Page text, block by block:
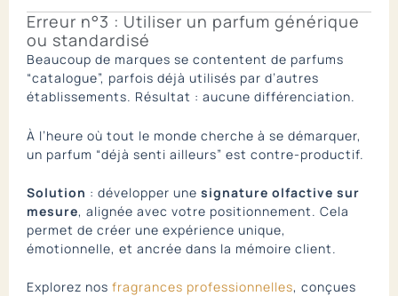
Erreur n°3 : Utiliser un parfum générique
ou standardisé
Beaucoup de marques se contentent de parfums
“catalogue”, parfois déjà utilisés par d’autres
établissements. Résultat : aucune différenciation.
À l’heure où tout le monde cherche à se démarquer,
un parfum “déjà senti ailleurs” est contre-productif.
Solution : développer une signature olfactive sur
mesure, alignée avec votre positionnement. Cela
permet de créer une expérience unique,
émotionnelle, et ancrée dans la mémoire client.
Explorez nos fragrances professionnelles, conçues